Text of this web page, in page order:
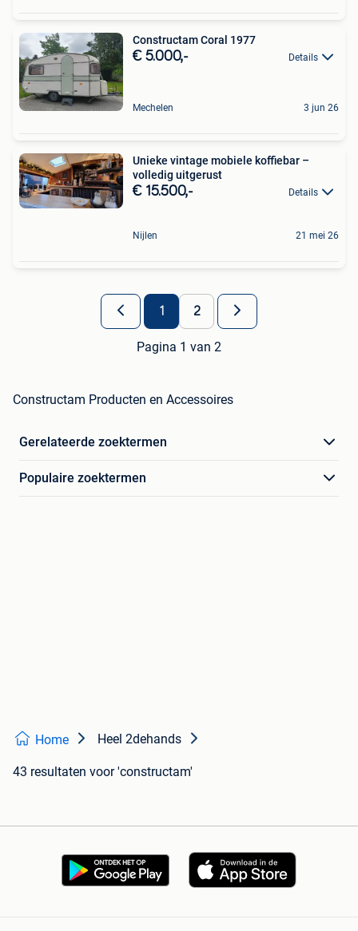
Constructam Coral 1977
€ 5.000,- Details
Mechelen 3 jun 26
Unieke vintage mobiele koffiebar –
volledig uitgerust
€ 15.500,- Details
Nijlen 21 mei 26
1 2
Pagina 1 van 2
Constructam Producten en Accessoires
Gerelateerde zoektermen
Populaire zoektermen
Home Heel 2dehands
43 resultaten voor 'constructam'